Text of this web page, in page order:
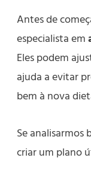
Antes de
especialista em
Eles podem
ajuda a evitar
bem à nova
Se analisarmos
criar um plano